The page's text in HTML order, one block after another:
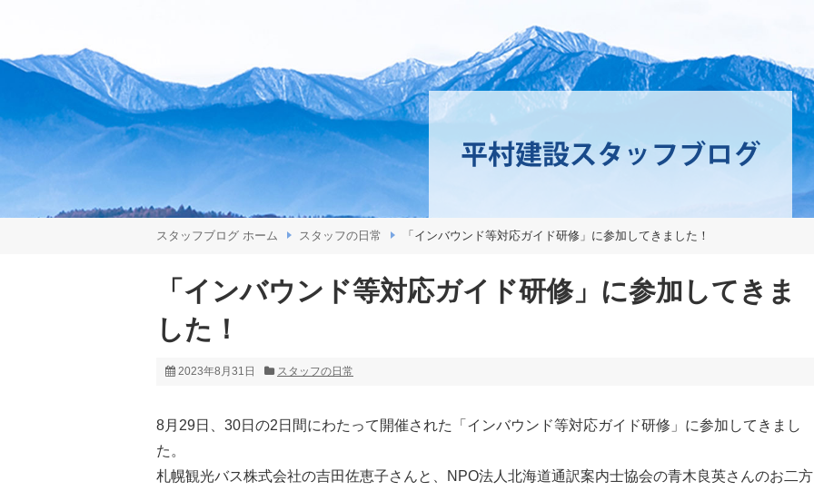
スタッフブログ ホーム スタッフの日常 「インバウンド等対応ガイド研修」に参加してきました！
「インバウンド等対応ガイド研修」に参加してきま
した！
2023年8月31日 スタッフの日常
8月29日、30日の2日間にわたって開催された「インバウンド等対応ガイド研修」に参加してきまし
た。
札幌観光バス株式会社の吉田佐恵子さんと、NPO法人北海道通訳案内士協会の青木良英さんのお二方